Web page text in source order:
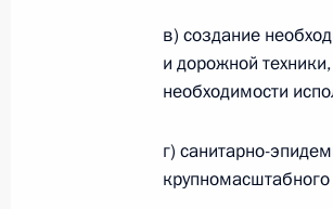
29 сентября 2011 года,
Президента в
24 июня 2011 года,
в) создание
и дорожной
необходимости
г) санитарно-